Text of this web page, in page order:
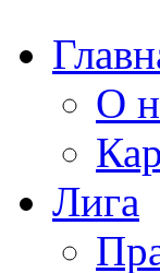
О
Лига